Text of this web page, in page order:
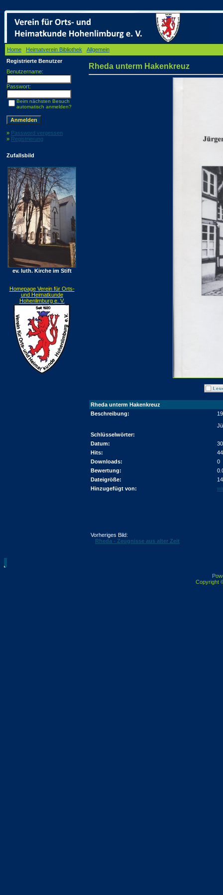
Home Heimatverein Bibliothek Allgemein
Registrierte Benutzer
Benutzername:
Passwort:
Beim nächsten Besuch
automatisch anmelden?
» Password vergessen
» Registrierung
Zufallsbild
ev. luth. Kirche im Stift
Homepage Verein für Orts-
und Heimatkunde
Hohenlimburg e. V.
Rheda unterm Hakenkreuz
Rheda unterm Hakenkreuz
Beschreibung:
Schlüsselwörter:
Datum:
Hits:
Downloads:
0
Bewertung:
Dateigröße:
Hinzugefügt von:
Vorheriges Bild:
Rheda - Zeugnisse aus alter Zeit
Copyright